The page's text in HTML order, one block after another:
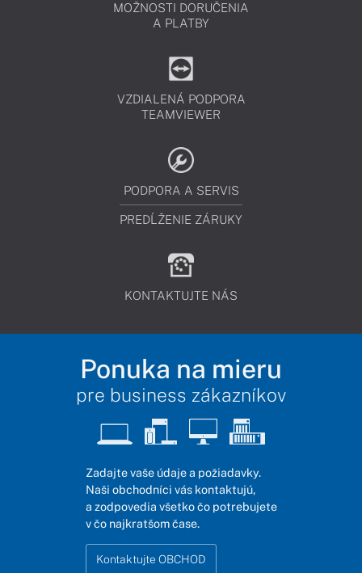
MOŽNOSTI DORUČENIA
A PLATBY
VZDIALENÁ PODPORA
TEAMVIEWER
PODPORA A SERVIS
PREDĹŽENIE ZÁRUKY
KONTAKTUJTE NÁS
Ponuka na mieru
pre business zákazníkov
Zadajte vaše údaje a požiadavky.
Naši obchodníci vás kontaktujú,
a zodpovedia všetko čo potrebujete
v čo najkratšom čase.
Kontaktujte OBCHOD